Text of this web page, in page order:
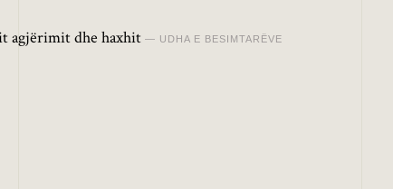
agjërimit dhe haxhit UDHA E BESIMTARËVE